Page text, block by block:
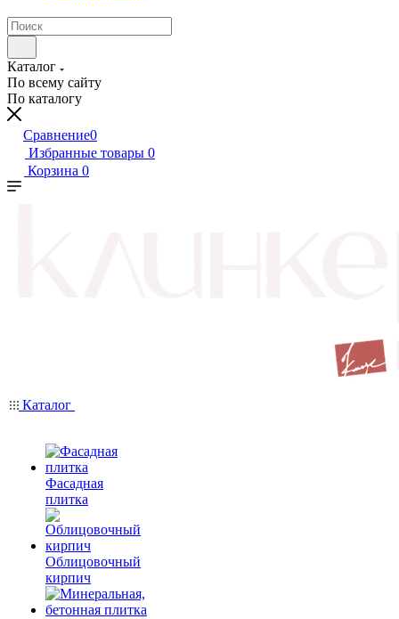
Каталог
По всему сайту
По каталогу
Сравнение0
Избранные товары 0
Корзина 0
Каталог
Фасадная
плитка
Облицовочный
кирпич